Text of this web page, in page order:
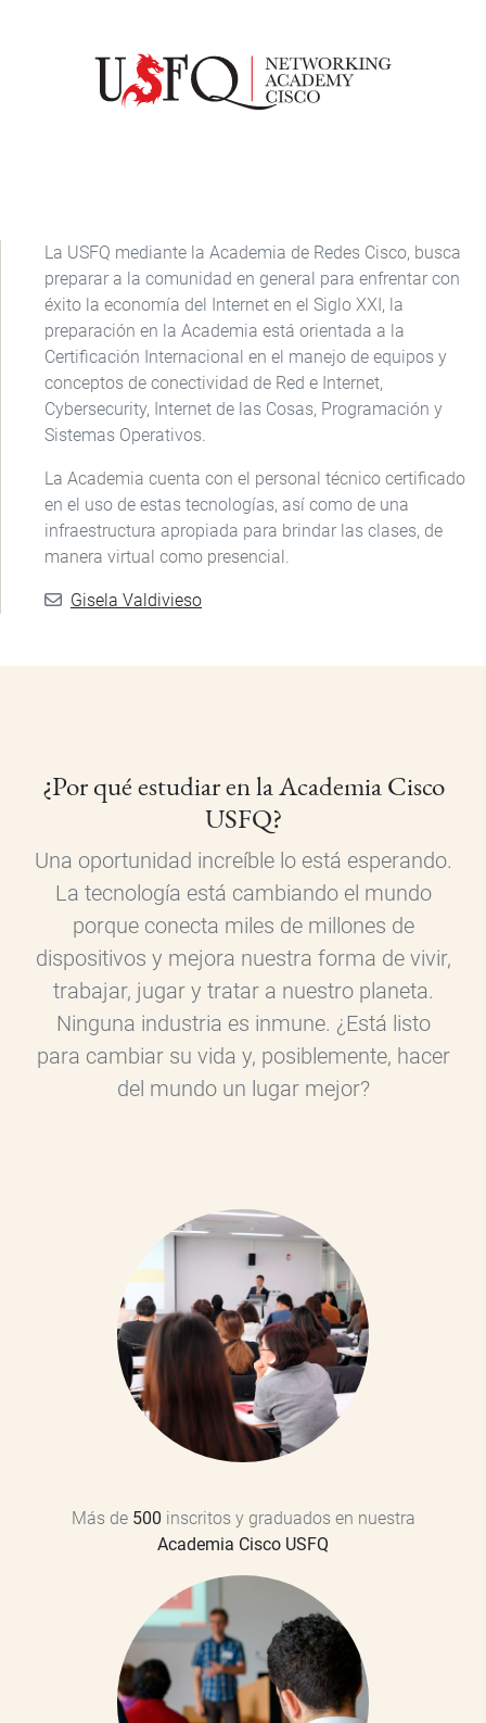
La USFQ mediante la Academia de Redes Cisco, busca
preparar a la comunidad en general para enfrentar con
éxito la economía del Internet en el Siglo XXI, la
preparación en la Academia está orientada a la
Certificación Internacional en el manejo de equipos y
conceptos de conectividad de Red e Internet,
Cybersecurity, Internet de las Cosas, Programación y
Sistemas Operativos.
La Academia cuenta con el personal técnico certificado
en el uso de estas tecnologías, así como de una
infraestructura apropiada para brindar las clases, de
manera virtual como presencial.
Gisela Valdivieso
¿Por qué estudiar en la Academia Cisco
USFQ?
Una oportunidad increíble lo está esperando.
La tecnología está cambiando el mundo
porque conecta miles de millones de
dispositivos y mejora nuestra forma de vivir,
trabajar, jugar y tratar a nuestro planeta.
Ninguna industria es inmune. ¿Está listo
para cambiar su vida y, posiblemente, hacer
del mundo un lugar mejor?
Más de 500 inscritos y graduados en nuestra
Academia Cisco USFQ